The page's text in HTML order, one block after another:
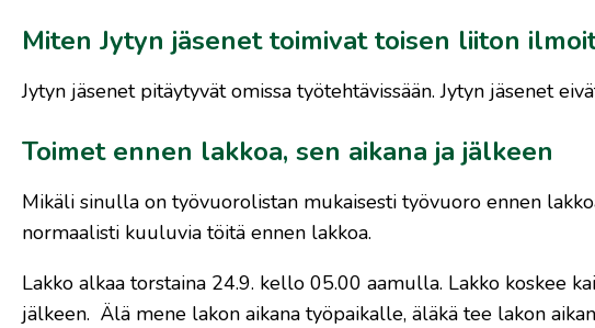
Miten Jytyn jäsenet toimivat toisen liiton
Jytyn jäsenet pitäytyvät omissa työtehtävissään. Jytyn jäsenet
Toimet ennen lakkoa, sen aikana ja jälkeen
Mikäli sinulla on työvuorolistan mukaisesti työvuoro ennen
normaalisti kuuluvia töitä ennen lakkoa.
Lakko alkaa torstaina 24.9. kello 05.00 aamulla. Lakko koskee
jälkeen. Älä mene lakon aikana työpaikalle, äläkä tee lakon